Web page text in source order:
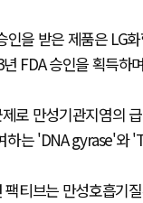
을 받은 제품은 LG
FDA 승인을 획득
로 만성기관지염의
하는 'DNA gyrase'
티브는 만성호흡기